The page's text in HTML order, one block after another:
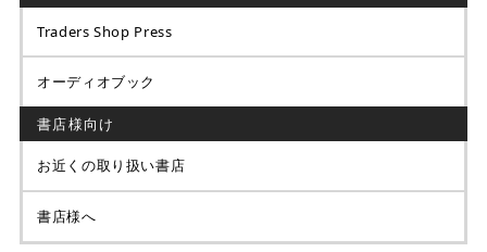
Traders Shop Press
オーディオブック
書店様向け
お近くの取り扱い書店
書店様へ